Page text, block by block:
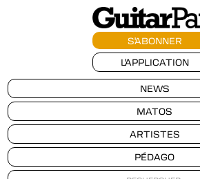
S'ABONNER
L'APPLICATION
NEWS
MATOS
ARTISTES
PÉDAGO